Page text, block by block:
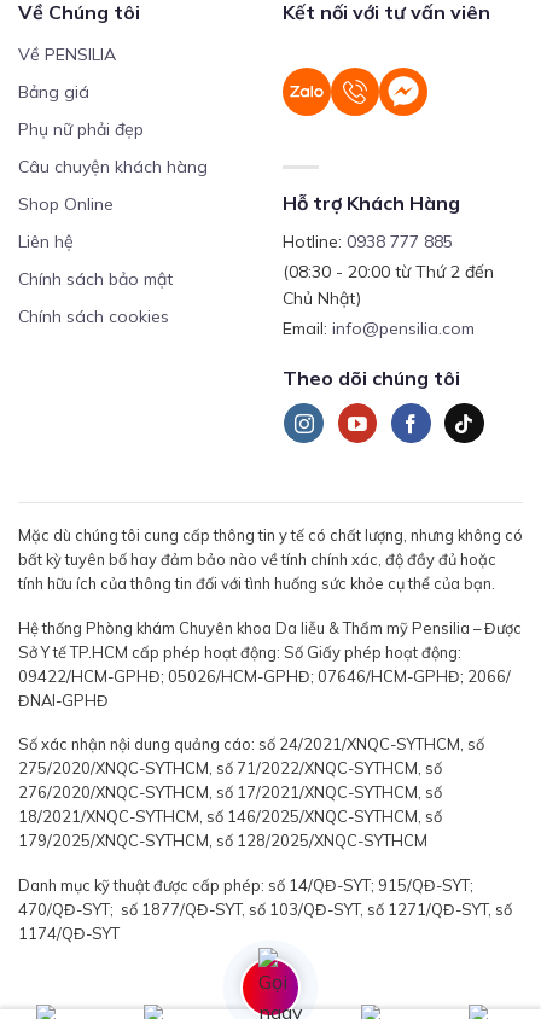
Về Chúng tôi
Về PENSILIA
Bảng giá
Phụ nữ phải đẹp
Câu chuyện khách hàng
Shop Online
Liên hệ
Chính sách bảo mật
Chính sách cookies
Kết nối với tư vấn viên
Hỗ trợ Khách Hàng
Hotline: 0938 777 885
(08:30 - 20:00 từ Thứ 2 đến
Chủ Nhật)
Email: info@pensilia.com
Theo dõi chúng tôi
Mặc dù chúng tôi cung cấp thông tin y tế có chất lượng, nhưng không có
bất kỳ tuyên bố hay đảm bảo nào về tính chính xác, độ đầy đủ hoặc
tính hữu ích của thông tin đối với tình huống sức khỏe cụ thể của bạn.
Hệ thống Phòng khám Chuyên khoa Da liễu & Thẩm mỹ Pensilia – Được
Sở Y tế TP.HCM cấp phép hoạt động: Số Giấy phép hoạt động:
09422/HCM-GPHĐ; 05026/HCM-GPHĐ; 07646/HCM-GPHĐ; 2066/
ĐNAI-GPHĐ
Số xác nhận nội dung quảng cáo: số 24/2021/XNQC-SYTHCM, số
275/2020/XNQC-SYTHCM, số 71/2022/XNQC-SYTHCM, số
276/2020/XNQC-SYTHCM, số 17/2021/XNQC-SYTHCM, số
18/2021/XNQC-SYTHCM, số 146/2025/XNQC-SYTHCM, số
179/2025/XNQC-SYTHCM, số 128/2025/XNQC-SYTHCM
Danh mục kỹ thuật được cấp phép: số 14/QĐ-SYT; 915/QĐ-SYT;
470/QĐ-SYT; số 1877/QĐ-SYT, số 103/QĐ-SYT, số 1271/QĐ-SYT, số
1174/QĐ-SYT